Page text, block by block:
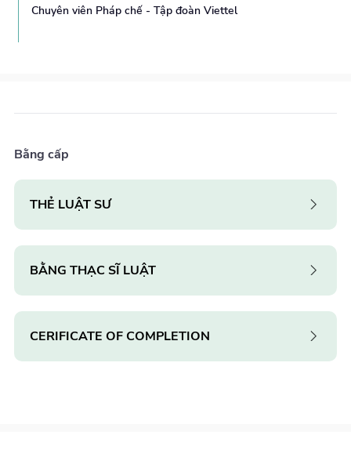
Chuyên viên Pháp chế - Tập đoàn Viettel
Bằng cấp
THẺ LUẬT SƯ
BẰNG THẠC SĨ LUẬT
CERIFICATE OF COMPLETION